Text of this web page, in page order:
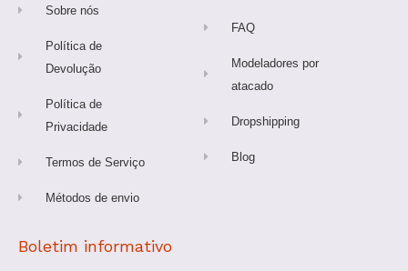
Sobre nós
Política de
Devolução
Política de
Privacidade
Termos de Serviço
Métodos de envio
FAQ
Modeladores por
atacado
Dropshipping
Blog
Boletim informativo